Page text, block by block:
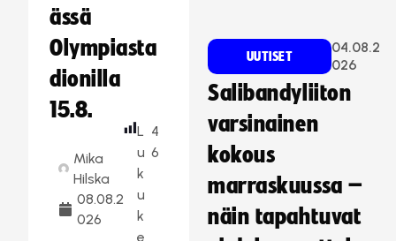
ässä
Olympiasta
dionilla
15.8.
Mika
Hilska
08.08.2
026
L
u
k
u
k
e
4
6
UUTISET
04.08.2
026
Salibandyliiton
varsinainen
kokous
marraskuussa –
näin tapahtuvat